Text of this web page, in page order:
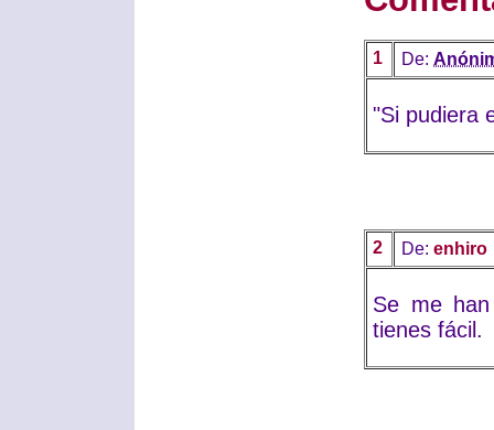
1 De:
"Si pudiera
2 De: enhiro
Se me
tienes fácil.